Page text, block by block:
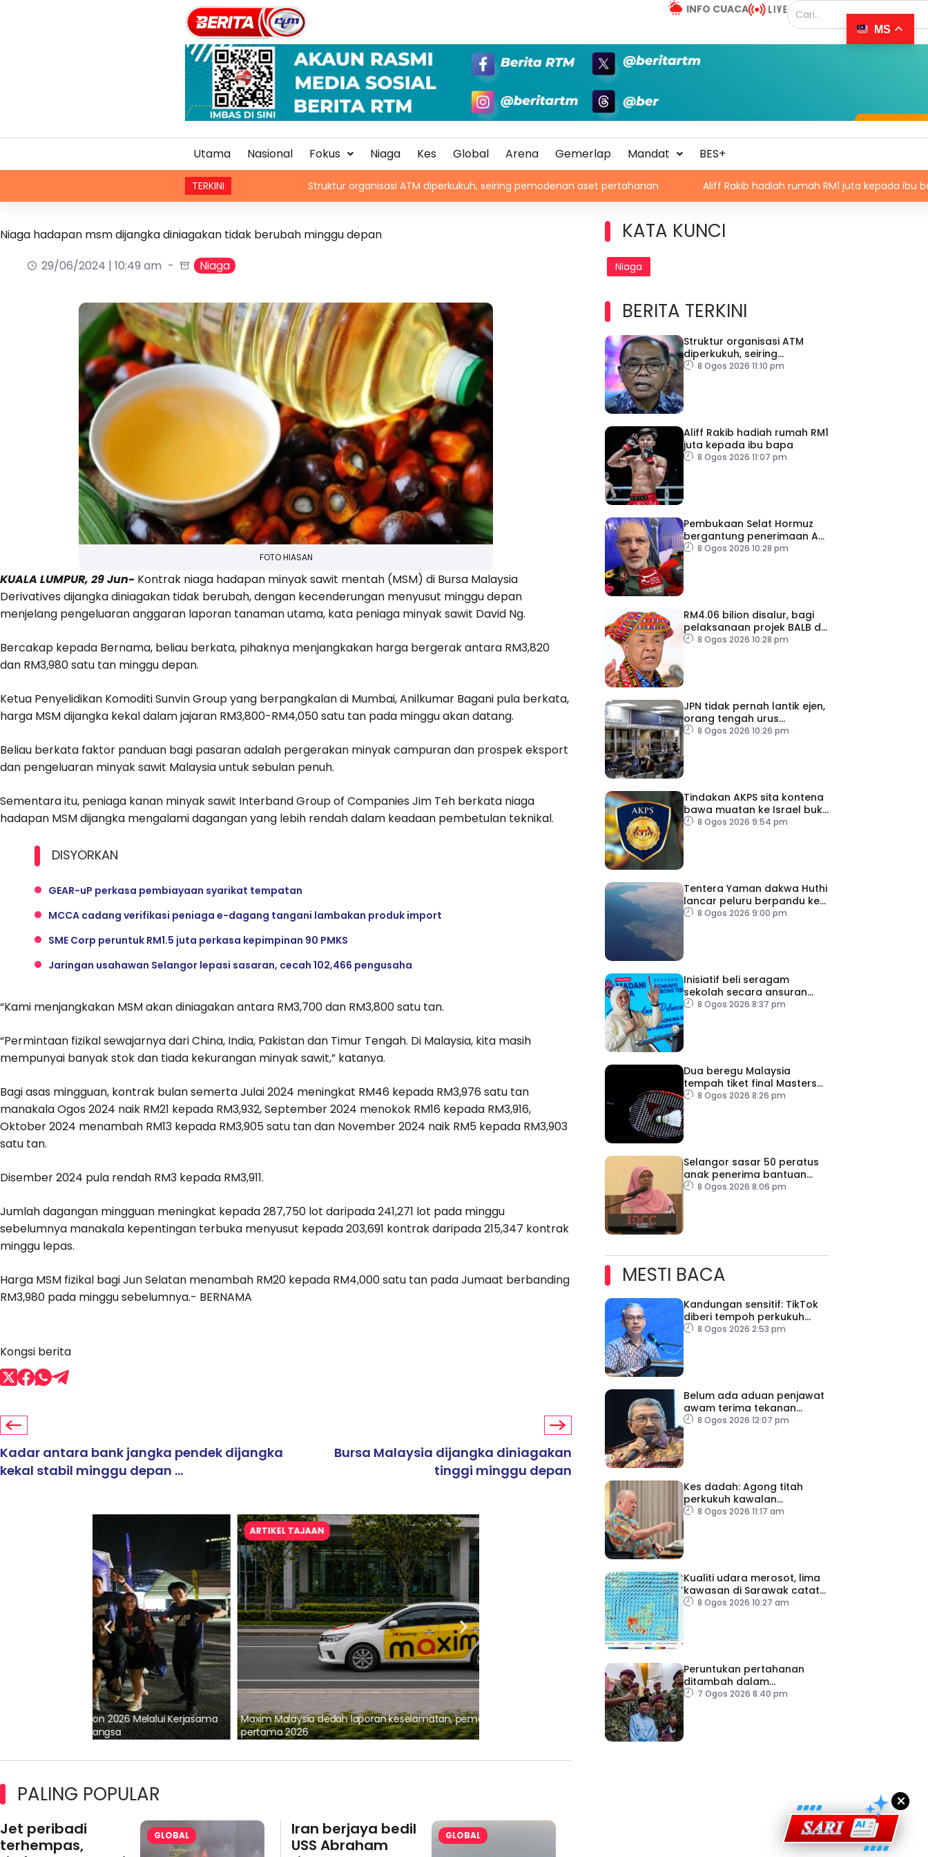
INFO CUACA
Utama Nasional Fokus Niaga Kes Global Arena Gemerlap Mandat BES+
TERKINI Struktur organisasi ATM diperkukuh, seiring pemodenan aset pertahanan Aliff Rakib hadiah rumah RM1 juta kepada ibu bapa
Niaga hadapan msm dijangka diniagakan tidak berubah minggu depan
29/06/2024 | 10:49 am
Niaga
FOTO HIASAN
KUALA LUMPUR, 29 Jun- Kontrak niaga hadapan minyak sawit mentah (MSM) di Bursa Malaysia
Derivatives dijangka diniagakan tidak berubah, dengan kecenderungan menyusut minggu depan
menjelang pengeluaran anggaran laporan tanaman utama, kata peniaga minyak sawit David Ng.
Bercakap kepada Bernama, beliau berkata, pihaknya menjangkakan harga bergerak antara RM3,820
dan RM3,980 satu tan minggu depan.
Ketua Penyelidikan Komoditi Sunvin Group yang berpangkalan di Mumbai, Anilkumar Bagani pula berkata,
harga MSM dijangka kekal dalam jajaran RM3,800-RM4,050 satu tan pada minggu akan datang.
Beliau berkata faktor panduan bagi pasaran adalah pergerakan minyak campuran dan prospek eksport
dan pengeluaran minyak sawit Malaysia untuk sebulan penuh.
Sementara itu, peniaga kanan minyak sawit Interband Group of Companies Jim Teh berkata niaga
hadapan MSM dijangka mengalami dagangan yang lebih rendah dalam keadaan pembetulan teknikal.
DISYORKAN
GEAR-uP perkasa pembiayaan syarikat tempatan
MCCA cadang verifikasi peniaga e-dagang tangani lambakan produk import
SME Corp peruntuk RM1.5 juta perkasa kepimpinan 90 PMKS
Jaringan usahawan Selangor lepasi sasaran, cecah 102,466 pengusaha
“Kami menjangkakan MSM akan diniagakan antara RM3,700 dan RM3,800 satu tan.
“Permintaan fizikal sewajarnya dari China, India, Pakistan dan Timur Tengah. Di Malaysia, kita masih
mempunyai banyak stok dan tiada kekurangan minyak sawit,” katanya.
Bagi asas mingguan, kontrak bulan semerta Julai 2024 meningkat RM46 kepada RM3,976 satu tan
manakala Ogos 2024 naik RM21 kepada RM3,932, September 2024 menokok RM16 kepada RM3,916,
Oktober 2024 menambah RM13 kepada RM3,905 satu tan dan November 2024 naik RM5 kepada RM3,903
satu tan.
Disember 2024 pula rendah RM3 kepada RM3,911.
Jumlah dagangan mingguan meningkat kepada 287,750 lot daripada 241,271 lot pada minggu
sebelumnya manakala kepentingan terbuka menyusut kepada 203,691 kontrak daripada 215,347 kontrak
minggu lepas.
Harga MSM fizikal bagi Jun Selatan menambah RM20 kepada RM4,000 satu tan pada Jumaat berbanding
RM3,980 pada minggu sebelumnya.- BERNAMA
Kongsi berita
Kadar antara bank jangka pendek dijangka
kekal stabil minggu depan ...
Bursa Malaysia dijangka diniagakan
tinggi minggu depan
ARTIKEL TAJAAN
Maxim Malaysia dedah laporan keselamatan, pematuhan lesen separuh
pertama 2026
Ajinomoto (Malaysia) Berhad Perkasa SCORE Marathon 2026 Melalui Kerjasama
aminoVITAL® Bersama Pempengaruh Larian Antarabangsa
PALING POPULAR
Jet peribadi
terhempas,
GLOBAL
Iran berjaya bedil
USS Abraham
GLOBAL
KATA KUNCI
Niaga
BERITA TERKINI
Struktur organisasi ATM
diperkukuh, seiring
pemodenan aset
8 Ogos 2026 11:10 pm
Aliff Rakib hadiah rumah RM1
juta kepada ibu bapa
8 Ogos 2026 11:07 pm
Pembukaan Selat Hormuz
bergantung penerimaan AS
– IRGC
8 Ogos 2026 10:28 pm
RM4.06 bilion disalur, bagi
pelaksanaan projek BALB di
Sabah
8 Ogos 2026 10:28 pm
JPN tidak pernah lantik ejen,
orang tengah urus
dokumentasi
8 Ogos 2026 10:26 pm
Tindakan AKPS sita kontena
bawa muatan ke Israel bukti
ketegasan Malaysia
8 Ogos 2026 9:54 pm
Tentera Yaman dakwa Huthi
lancar peluru berpandu ke
arah Laut Merah
8 Ogos 2026 9:00 pm
Inisiatif beli seragam
sekolah secara ansuran
ringankan beban ibu bapa
8 Ogos 2026 8:37 pm
Dua beregu Malaysia
tempah tiket final Masters
Korea8 Ogos 2026 8:26 pm
Selangor sasar 50 peratus
anak penerima bantuan
JKM dapat peluang kerjaya
8 Ogos 2026 8:06 pm
MESTI BACA
Kandungan sensitif: TikTok
diberi tempoh perkukuh
sistem moderasi
8 Ogos 2026 2:53 pm
Belum ada aduan penjawat
awam terima tekanan
daripada ahli politik
8 Ogos 2026 12:07 pm
Kes dadah: Agong titah
perkukuh kawalan
lapangan terbang, pintu
8 Ogos 2026 11:17 am
Kualiti udara merosot, lima
kawasan di Sarawak catat
IPU tidak sihat
8 Ogos 2026 10:27 am
Peruntukan pertahanan
ditambah dalam
Belanjawan 2027
7 Ogos 2026 8:40 pm
×
MS